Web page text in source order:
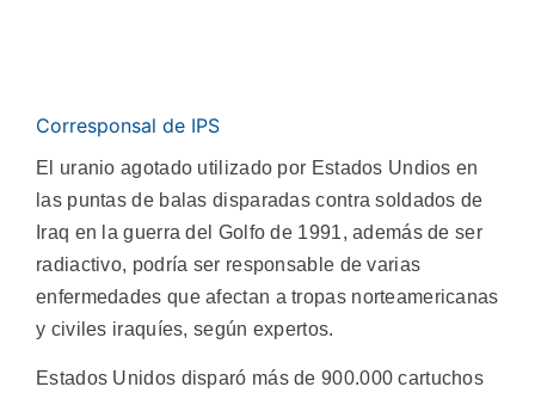
Corresponsal de IPS
El uranio agotado utilizado por Estados Undios en
las puntas de balas disparadas contra soldados de
Iraq en la guerra del Golfo de 1991, además de ser
radiactivo, podría ser responsable de varias
enfermedades que afectan a tropas norteamericanas
y civiles iraquíes, según expertos.
Estados Unidos disparó más de 900.000 cartuchos